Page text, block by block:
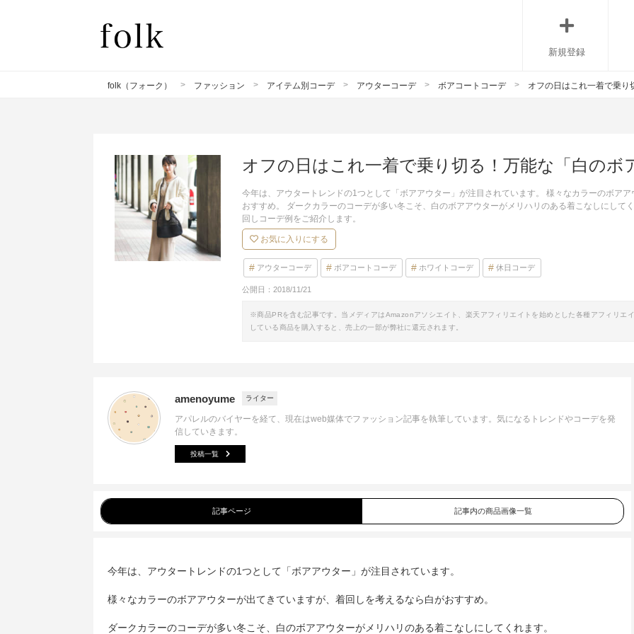
新規登録
folk（フォーク） ファッション アイテム別コーデ アウターコーデ ボアコートコーデ オフの日はこれ一着で乗
オフの日はこれ一着で乗り切る！万能な「白のボ
今年は、アウタートレンドの1つとして「ボアアウター」が注目されています。 様々なカラーのボア
おすすめ。 ダークカラーのコーデが多い冬こそ、白のボアアウターがメリハリのある着こなしにして
回しコーデ例をご紹介します。
お気に入りにする
アウターコーデ ボアコートコーデ ホワイトコーデ 休日コーデ
公開日： 2018/11/21
※商品PRを含む記事です。当メディアはAmazonアソシエイト、楽天アフィリエイトを始めとした各種アフィリエ
している商品を購入すると、売上の一部が弊社に還元されます。
amenoyume ライター
アパレルのバイヤーを経て、現在はweb媒体でファッション記事を執筆しています。気になるトレンドやコーデを発
信していきます。
投稿一覧
記事ページ 記事内の商品画像一覧
今年は、アウタートレンドの1つとして「ボアアウター」が注目されています。
様々なカラーのボアアウターが出てきていますが、着回しを考えるなら白がおすすめ。
ダークカラーのコーデが多い冬こそ、白のボアアウターがメリハリのある着こなしにしてくれます。